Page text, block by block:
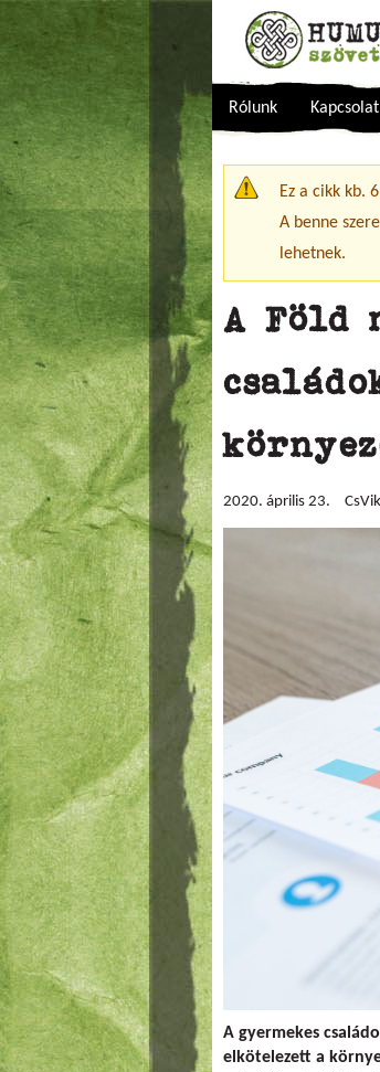
Rólunk Kapcsolat
Ez a cikk kb.
A benne
lehetnek.
A Föld
2020. április 23.
A gyermekes
elkötelezett a